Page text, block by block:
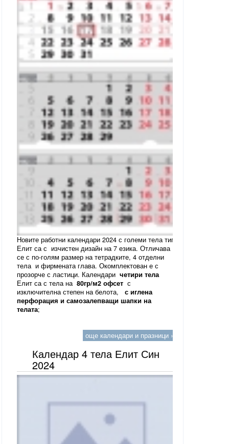
Новите работни календари 2024 с големи тела тип
Елит са с изчистен дизайн на 7 езика. Отличава
се с по-голям размер на тетрадките, 4 отделни
тела и фирмената глава. Окомплектован е с
прозорче с ластици. Календаричетири тела
Елит са с тела на80гр/м2 офсет с
изключителна степен на белота,с иглена
перфорация и самозалепващи шапки на
телата;
още календари и празници »
Календар 4 тела Елит Син
2024